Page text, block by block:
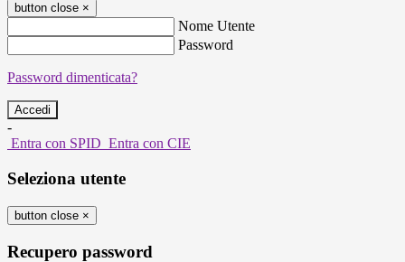
button close ×
Nome Utente
Password
Password dimenticata?
-
Entra con SPID Entra con CIE
Seleziona utente
button close ×
Recupero password